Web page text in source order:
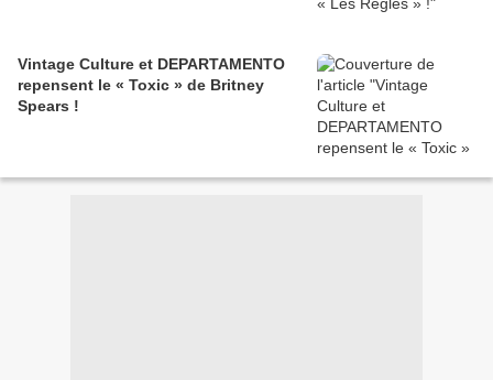
Vintage Culture et DEPARTAMENTO
repensent le « Toxic » de Britney
Spears !